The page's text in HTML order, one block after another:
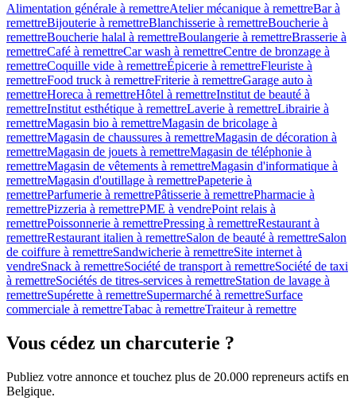
Alimentation générale à remettreAtelier mécanique à remettreBar à
remettreBijouterie à remettreBlanchisserie à remettreBoucherie à
remettreBoucherie halal à remettreBoulangerie à remettreBrasserie à
remettreCafé à remettreCar wash à remettreCentre de bronzage à
remettreCoquille vide à remettreÉpicerie à remettreFleuriste à
remettreFood truck à remettreFriterie à remettreGarage auto à
remettreHoreca à remettreHôtel à remettreInstitut de beauté à
remettreInstitut esthétique à remettreLaverie à remettreLibrairie à
remettreMagasin bio à remettreMagasin de bricolage à
remettreMagasin de chaussures à remettreMagasin de décoration à
remettreMagasin de jouets à remettreMagasin de téléphonie à
remettreMagasin de vêtements à remettreMagasin d'informatique à
remettreMagasin d'outillage à remettrePapeterie à
remettreParfumerie à remettrePâtisserie à remettrePharmacie à
remettrePizzeria à remettrePME à vendrePoint relais à
remettrePoissonnerie à remettrePressing à remettreRestaurant à
remettreRestaurant italien à remettreSalon de beauté à remettreSalon
de coiffure à remettreSandwicherie à remettreSite internet à
vendreSnack à remettreSociété de transport à remettreSociété de taxi
à remettreSociétés de titres-services à remettreStation de lavage à
remettreSupérette à remettreSupermarché à remettreSurface
commerciale à remettreTabac à remettreTraiteur à remettre
Vous cédez un charcuterie ?
Publiez votre annonce et touchez plus de 20.000 repreneurs actifs en
Belgique.